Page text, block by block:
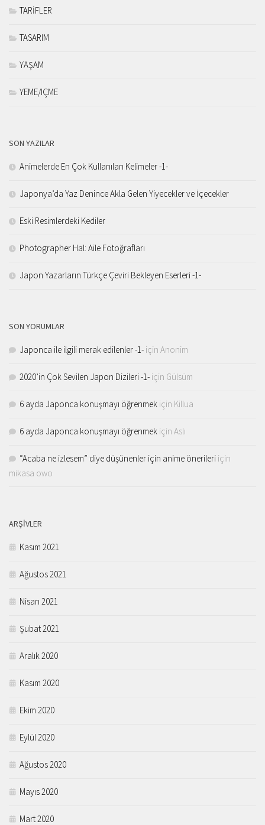
TARİFLER
TASARIM
YAŞAM
YEME/IÇME
SON YAZILAR
Animelerde En Çok Kullanılan Kelimeler -1-
Japonya’da Yaz Denince Akla Gelen Yiyecekler ve İçecekler
Eski Resimlerdeki Kediler
Photographer Hal: Aile Fotoğrafları
Japon Yazarların Türkçe Çeviri Bekleyen Eserleri -1-
SON YORUMLAR
Japonca ile ilgili merak edilenler -1- için Anonim
2020’in Çok Sevilen Japon Dizileri -1- için Gülsüm
6 ayda Japonca konuşmayı öğrenmek için Killua
6 ayda Japonca konuşmayı öğrenmek için Aslı
“Acaba ne izlesem” diye düşünenler için anime önerileri için
mikasa owo
ARŞIVLER
Kasım 2021
Ağustos 2021
Nisan 2021
Şubat 2021
Aralık 2020
Kasım 2020
Ekim 2020
Eylül 2020
Ağustos 2020
Mayıs 2020
Mart 2020